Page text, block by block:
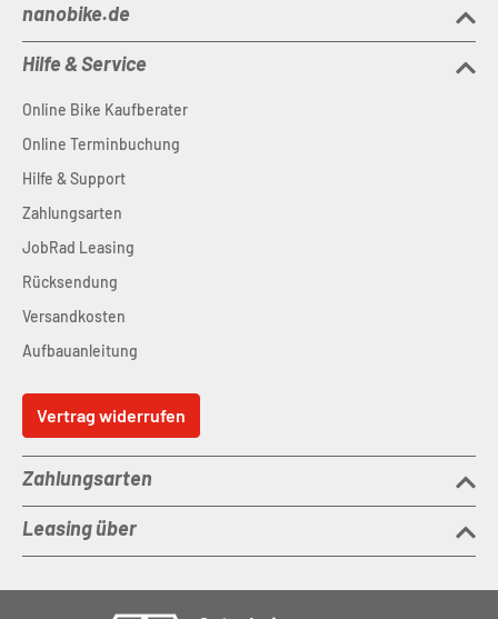
nanobike.de
Hilfe & Service
Online Bike Kaufberater
Online Terminbuchung
Hilfe & Support
Zahlungsarten
JobRad Leasing
Rücksendung
Versandkosten
Aufbauanleitung
Vertrag widerrufen
Zahlungsarten
Leasing über